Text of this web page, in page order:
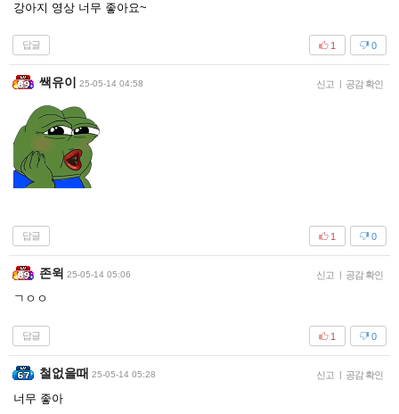
강아지 영상 너무 좋아요~
답글 0
1
쌕유이 25-05-14 04:58 신고 | 공감 확인
답글 0
1
존윅 25-05-14 05:06 신고 | 공감 확인
ㄱㅇㅇ
답글 0
1
철없을때 25-05-14 05:28 신고 | 공감 확인
너무 좋아